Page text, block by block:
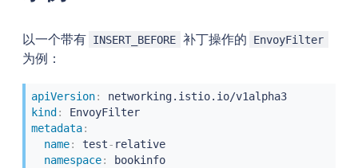
以一个带有 INSERT_BEFORE 补丁操作的 EnvoyFilter
为例：
apiVersion:
networking.istio.io/v1alpha3
kind :
EnvoyFilter
metadata:
name: test- relative
namespace:
bookinfo